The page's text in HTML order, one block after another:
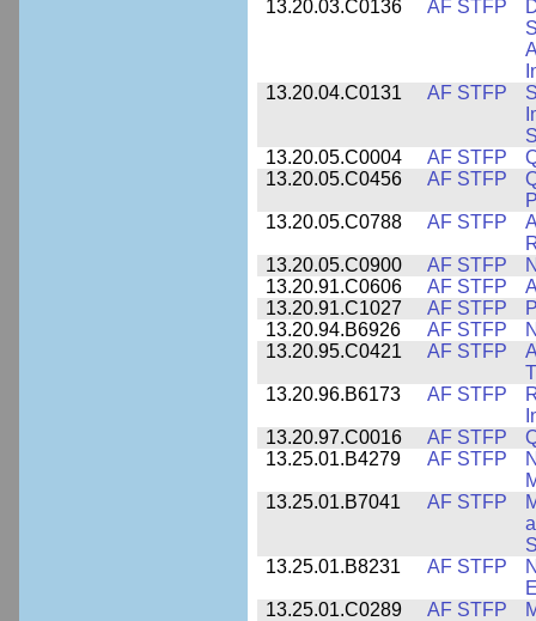
13.20.03.C0136
AF STFP
13.20.04.C0131
AF STFP
13.20.05.C0004
AF STFP
13.20.05.C0456
AF STFP
13.20.05.C0788
AF STFP
13.20.05.C0900
AF STFP
13.20.91.C0606
AF STFP
13.20.91.C1027
AF STFP
13.20.94.B6926
AF STFP
13.20.95.C0421
AF STFP
13.20.96.B6173
AF STFP
13.20.97.C0016
AF STFP
13.25.01.B4279
AF STFP
13.25.01.B7041
AF STFP
13.25.01.B8231
AF STFP
13.25.01.C0289
AF STFP